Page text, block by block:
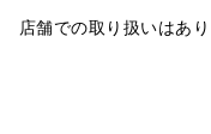
店舗での取り扱いはあり